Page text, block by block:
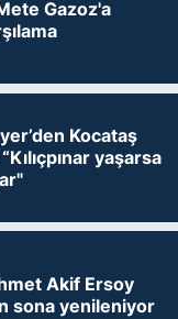
Gazoz'a
Kocataş
yaşarsa
Akif Ersoy
sona yenileniyor